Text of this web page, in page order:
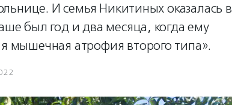
И семья Никитиных оказалась в
был год и два месяца, когда ему
мышечная атрофия второго типа».